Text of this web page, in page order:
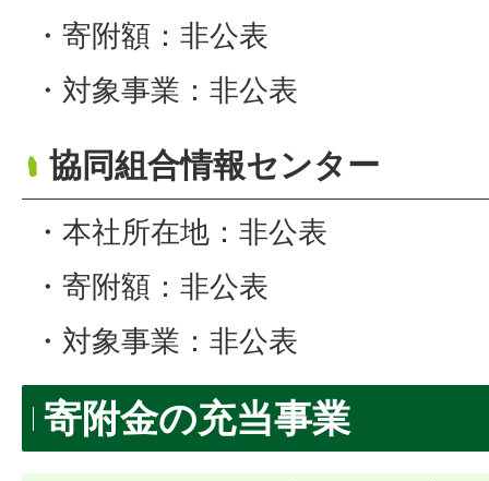
・寄附額：非公表
・対象事業：非公表
協同組合情報センター
・本社所在地：非公表
・寄附額：非公表
・対象事業：非公表
寄附金の充当事業